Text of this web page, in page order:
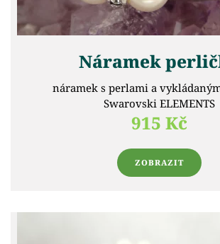
Náramek
náramek s perlami a
Swarovski ELEMENTS
915 Kč
ZOBRAZIT